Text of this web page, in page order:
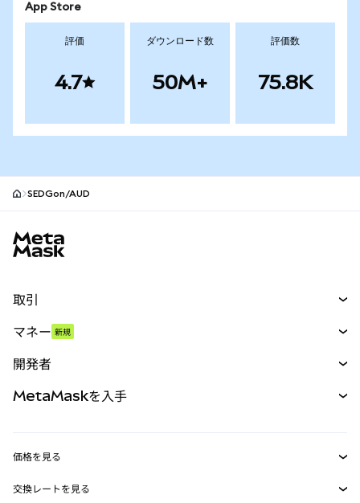
App Store
評価
4.7
ダウンロード数
50M+
評価数
75.8K
SEDGon/AUD
取引
パーペチュアル
RWA
マネー 新規
開発者
MetaMask Connect
MetaMaskを入手
価格を見る
イーサリアムの価格
交換レートを見る